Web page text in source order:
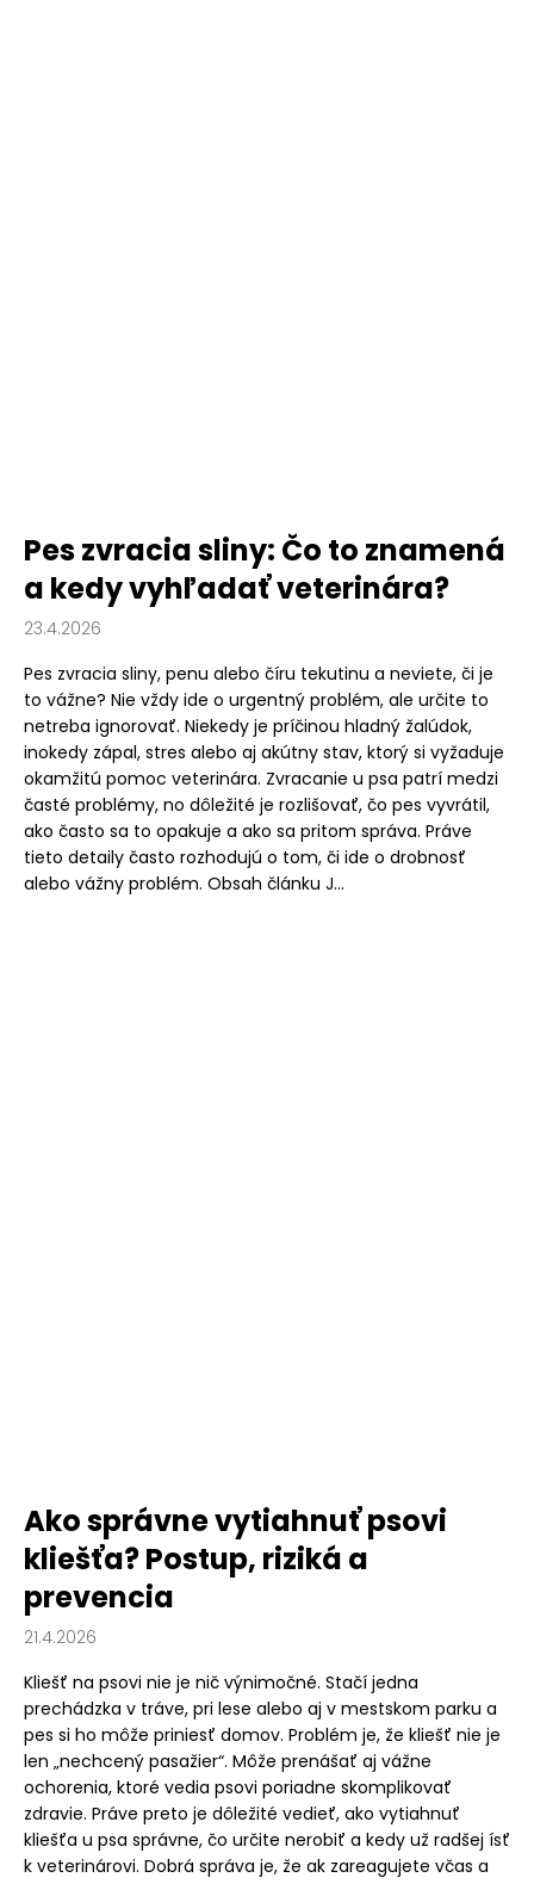
Pes zvracia sliny: Čo to znamená
a kedy vyhľadať veterinára?
23.4.2026
Pes zvracia sliny, penu alebo číru tekutinu a neviete, či je
to vážne? Nie vždy ide o urgentný problém, ale určite to
netreba ignorovať. Niekedy je príčinou hladný žalúdok,
inokedy zápal, stres alebo aj akútny stav, ktorý si vyžaduje
okamžitú pomoc veterinára. Zvracanie u psa patrí medzi
časté problémy, no dôležité je rozlišovať, čo pes vyvrátil,
ako často sa to opakuje a ako sa pritom správa. Práve
tieto detaily často rozhodujú o tom, či ide o drobnosť
alebo vážny problém. Obsah článku J...
Ako správne vytiahnuť psovi
kliešťa? Postup, riziká a
prevencia
21.4.2026
Kliešť na psovi nie je nič výnimočné. Stačí jedna
prechádzka v tráve, pri lese alebo aj v mestskom parku a
pes si ho môže priniesť domov. Problém je, že kliešť nie je
len „nechcený pasažier“. Môže prenášať aj vážne
ochorenia, ktoré vedia psovi poriadne skomplikovať
zdravie. Práve preto je dôležité vedieť, ako vytiahnuť
kliešťa u psa správne, čo určite nerobiť a kedy už radšej ísť
k veterinárovi. Dobrá správa je, že ak zareagujete včas a